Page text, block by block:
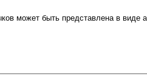
может быть представлена в виде
GraalVM